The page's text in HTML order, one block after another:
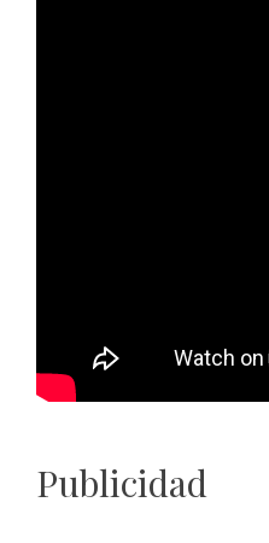
Publicidad